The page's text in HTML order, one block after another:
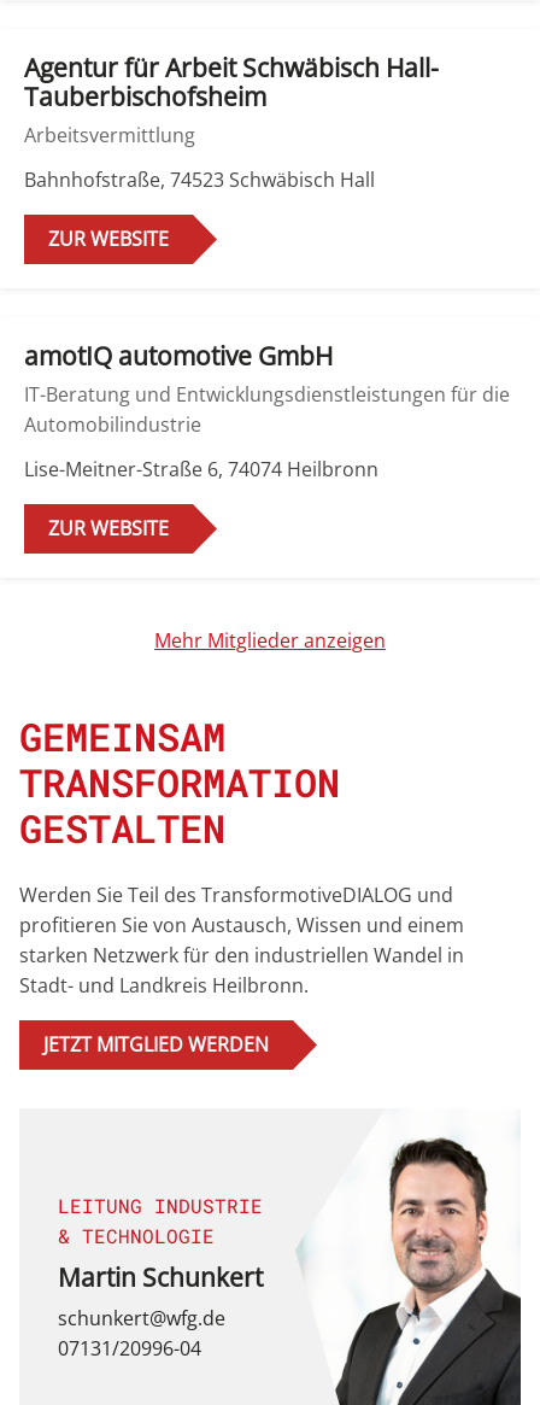
Agentur für Arbeit Schwäbisch Hall-
Tauberbischofsheim
Arbeitsvermittlung
Bahnhofstraße, 74523 Schwäbisch Hall
ZUR WEBSITE
amotIQ automotive GmbH
IT-Beratung und Entwicklungsdienstleistungen für die
Automobilindustrie
Lise-Meitner-Straße 6, 74074 Heilbronn
ZUR WEBSITE
Mehr Mitglieder anzeigen
GEMEINSAM
TRANSFORMATION
GESTALTEN
Werden Sie Teil des TransformotiveDIALOG und
profitieren Sie von Austausch, Wissen und einem
starken Netzwerk für den industriellen Wandel in
Stadt- und Landkreis Heilbronn.
JETZT MITGLIED WERDEN
LEITUNG INDUSTRIE
& TECHNOLOGIE
Martin Schunkert
schunkert@wfg.de
07131/20996-04